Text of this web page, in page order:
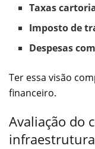
Taxas
Imposto de
Despesas
Ter essa visão
financeiro.
Avaliação do
infraestrutura